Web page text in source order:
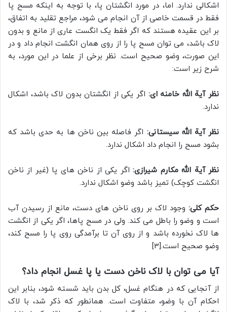
اشکالی ندارد. اما، در مورد انگشتان پا، با توجه به اینکه مسح پا
فقط در قسمت خاصی از آن انجام می شود، مراجع تقلید به اتفاق،
بر این عقیده هستند که اگر فقط یک انگست عاری از مانع و بدون
لاک باشد، می توان مسح پا را از روی همان انگشت انجام داد و در
این صورت، وضو صحیح است. نظر برخی از علما در این مورد، به
شرح زیر است:
نظر آیة الله خامنه ای: اگر یکی از انگشتان بدون لاک باشد، اشکال
ندارد.
نظر آیة الله سیستانی: اگر فاصله بین ناخن ها به حدی باشد که
بشود مسح را انجام داد اشکال ندارد.
نظر آیة الله مکارم شیرازی:اگر یکی از ناخن های پا (غیر از ناخن
انگشت کوچک) تمیز باشد وضو اشکال ندارد.
حکم کلی: وجود لاک بر روی ناخن های دست، مانع از رسیدن آب
است و وضو را باطل می کند. ولی در مسح پاها، اگر یکی از انگشت
ها لاک نخورده باشد و از روی آن تا برآمدگی روی پا را مسح کند،
وضو صحیح است.[3]
آیا می توان با لاک ناخن دست یا پا غسل انجام داد؟
از آنجایی که در هنگام غسل، کل بدن باید شسته شود، بنابر این
احکام آن با وضو، متفاوت است. همانطور که ذکر شد، با لاک